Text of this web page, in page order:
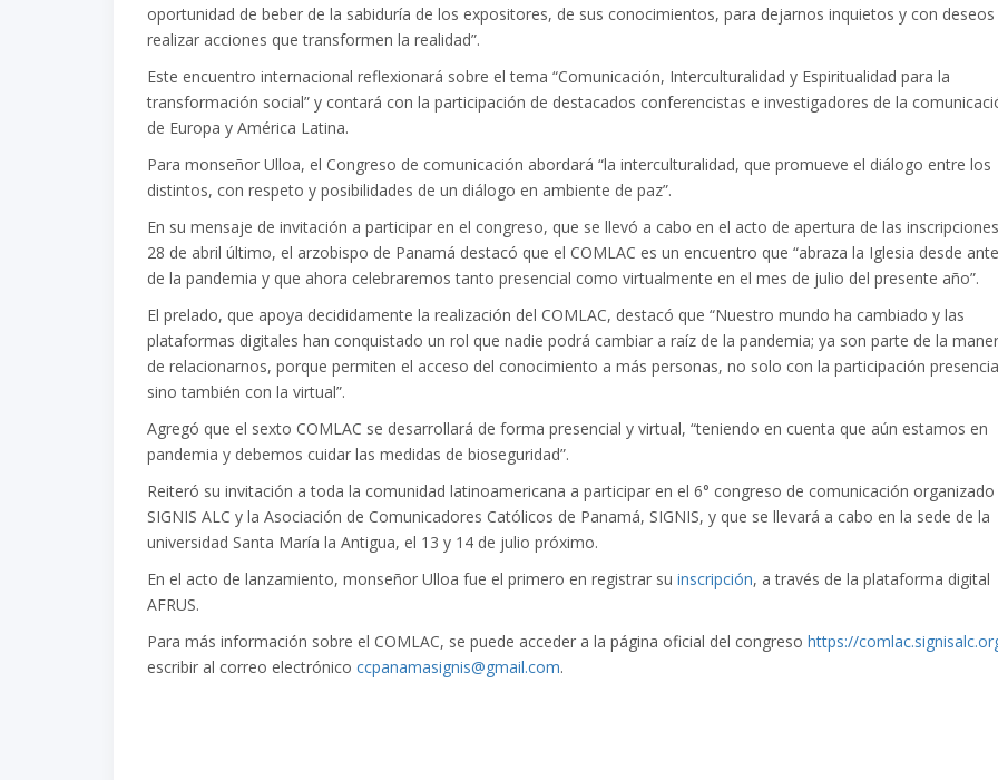
oportunidad de beber de la sabiduría de los expositores, de sus conocimientos, para dejarnos inquietos y con deseos
realizar acciones que transformen la realidad”.
Este encuentro internacional reflexionará sobre el tema “Comunicación, Interculturalidad y Espiritualidad para la
transformación social” y contará con la participación de destacados conferencistas e investigadores de la
de Europa y América Latina.
Para monseñor Ulloa, el Congreso de comunicación abordará “la interculturalidad, que promueve el diálogo entre los
distintos, con respeto y posibilidades de un diálogo en ambiente de paz”.
En su mensaje de invitación a participar en el congreso, que se llevó a cabo en el acto de apertura de las
28 de abril último, el arzobispo de Panamá destacó que el COMLAC es un encuentro que “abraza la Iglesia desde
de la pandemia y que ahora celebraremos tanto presencial como virtualmente en el mes de julio del presente año”.
El prelado, que apoya decididamente la realización del COMLAC, destacó que “Nuestro mundo ha cambiado y las
plataformas digitales han conquistado un rol que nadie podrá cambiar a raíz de la pandemia; ya son parte de la
de relacionarnos, porque permiten el acceso del conocimiento a más personas, no solo con la participación
sino también con la virtual”.
Agregó que el sexto COMLAC se desarrollará de forma presencial y virtual, “teniendo en cuenta que aún estamos en
pandemia y debemos cuidar las medidas de bioseguridad”.
Reiteró su invitación a toda la comunidad latinoamericana a participar en el 6° congreso de comunicación
SIGNIS ALC y la Asociación de Comunicadores Católicos de Panamá, SIGNIS, y que se llevará a cabo en la sede de la
universidad Santa María la Antigua, el 13 y 14 de julio próximo.
En el acto de lanzamiento, monseñor Ulloa fue el primero en registrar su inscripción, a través de la plataforma digital
AFRUS.
Para más información sobre el COMLAC, se puede acceder a la página oficial del congreso https://
escribir al correo electrónico ccpanamasignis@gmail.com.